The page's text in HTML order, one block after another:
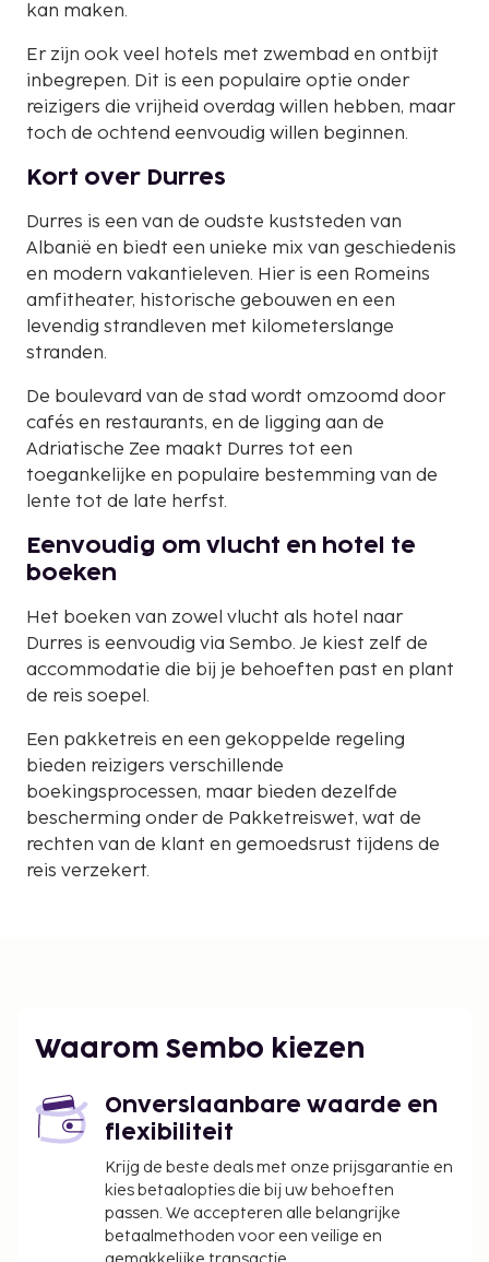
kan maken.
Er zijn ook veel hotels met zwembad en ontbijt
inbegrepen. Dit is een populaire optie onder
reizigers die vrijheid overdag willen hebben, maar
toch de ochtend eenvoudig willen beginnen.
Kort over Durres
Durres is een van de oudste kuststeden van
Albanië en biedt een unieke mix van geschiedenis
en modern vakantieleven. Hier is een Romeins
amfitheater, historische gebouwen en een
levendig strandleven met kilometerslange
stranden.
De boulevard van de stad wordt omzoomd door
cafés en restaurants, en de ligging aan de
Adriatische Zee maakt Durres tot een
toegankelijke en populaire bestemming van de
lente tot de late herfst.
Eenvoudig om vlucht en hotel te
boeken
Het boeken van zowel vlucht als hotel naar
Durres is eenvoudig via Sembo. Je kiest zelf de
accommodatie die bij je behoeften past en plant
de reis soepel.
Een pakketreis en een gekoppelde regeling
bieden reizigers verschillende
boekingsprocessen, maar bieden dezelfde
bescherming onder de Pakketreiswet, wat de
rechten van de klant en gemoedsrust tijdens de
reis verzekert.
Waarom Sembo kiezen
Onverslaanbare waarde en
flexibiliteit
Krijg de beste deals met onze prijsgarantie en
kies betaalopties die bij uw behoeften
passen. We accepteren alle belangrijke
betaalmethoden voor een veilige en